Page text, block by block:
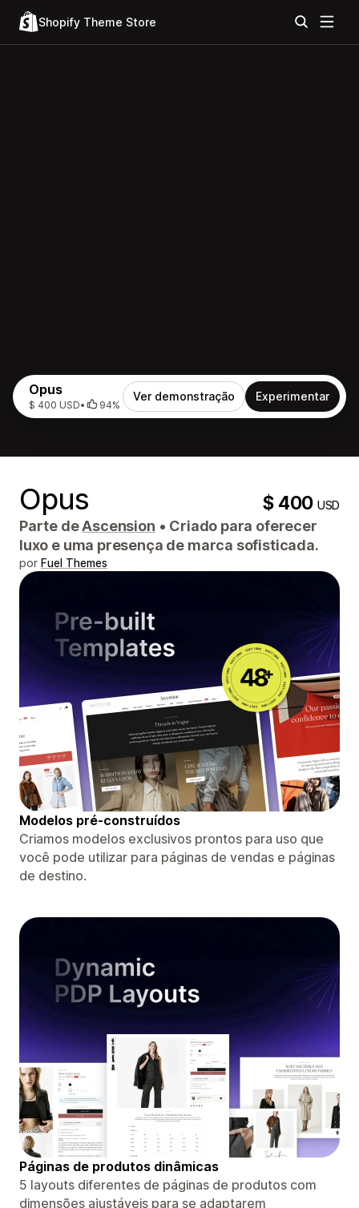
Shopify Theme Store
Opus
$ 400 USD• 94%
Ver demonstração Experimentar
Opus $ 400USD
Parte deAscension • Criado para oferecer
luxo e uma presença de marca sofisticada.
por Fuel Themes
Modelos pré-construídos
Criamos modelos exclusivos prontos para uso que
você pode utilizar para páginas de vendas e páginas
de destino.
Páginas de produtos dinâmicas
5 layouts diferentes de páginas de produtos com
dimensões ajustáveis ​​para se adaptarem